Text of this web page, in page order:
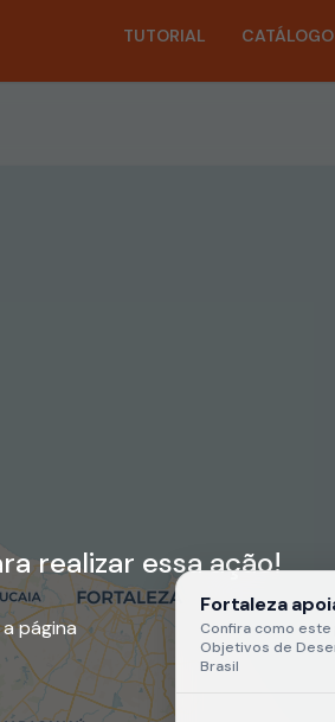
TUTORIAL CATÁLOGO
realizar essa ação!
página